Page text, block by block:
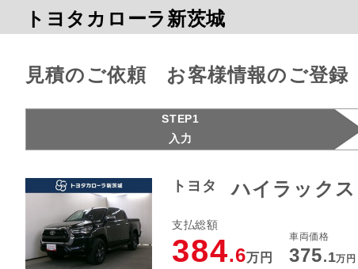
トヨタカローラ新茨城
見積のご依頼 お客様情報のご登録
STEP1
入力
トヨタ ハイラック
支払総額
384.6万円
車両価格
375.1万円